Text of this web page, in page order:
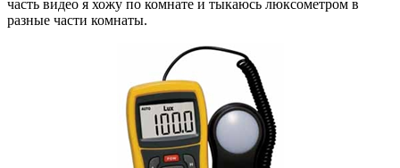
часть видео я хожу по комнате и тыкаюсь люксометром в
разные части комнаты.